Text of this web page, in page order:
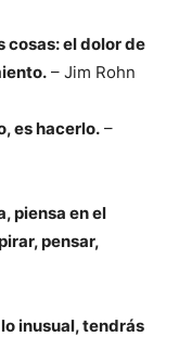
cosas: el dolor de
– Jim Rohn
es hacerlo. –
piensa en el
pensar,
inusual, tendrás